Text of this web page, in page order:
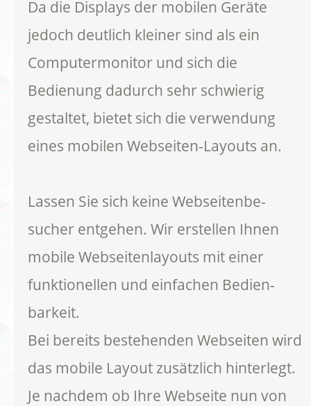
Da die Displays der mobilen Geräte
jedoch deutlich kleiner sind als ein
Computermonitor und sich die
Bedienung dadurch sehr schwierig
gestaltet, bietet sich die verwendung
eines mobilen Webseiten-Layouts an.
Lassen Sie sich keine Webseitenbe-
sucher entgehen. Wir erstellen Ihnen
mobile Webseitenlayouts mit einer
funktionellen und einfachen Bedien-
barkeit.
Bei bereits bestehenden Webseiten wird
das mobile Layout zusätzlich hinterlegt.
Je nachdem ob Ihre Webseite nun von